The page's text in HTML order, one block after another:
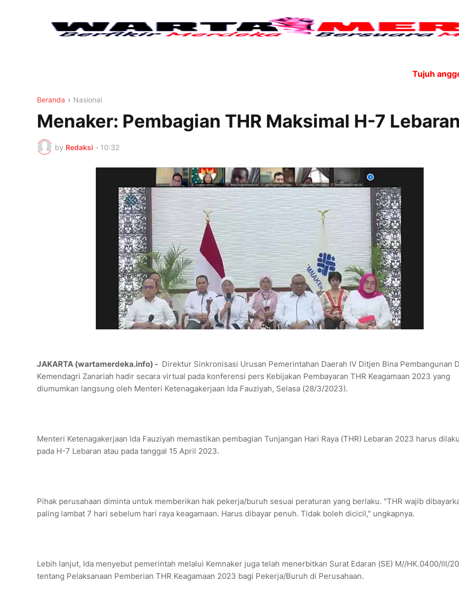
Tujuh anggota
Beranda Nasional
Menaker: Pembagian THR Maksimal H-7
by Redaksi - 10:32
JAKARTA (wartamerdeka.info) - Direktur Sinkronisasi Urusan Pemerintahan Daerah IV Ditjen Bina Pembangunan
Kemendagri Zanariah hadir secara virtual pada konferensi pers Kebijakan Pembayaran THR Keagamaan 2023 yang
diumumkan langsung oleh Menteri Ketenagakerjaan Ida Fauziyah, Selasa (28/3/2023).
Menteri Ketenagakerjaan Ida Fauziyah memastikan pembagian Tunjangan Hari Raya (THR) Lebaran 2023 harus
pada H-7 Lebaran atau pada tanggal 15 April 2023.
Pihak perusahaan diminta untuk memberikan hak pekerja/buruh sesuai peraturan yang berlaku. "THR wajib
paling lambat 7 hari sebelum hari raya keagamaan. Harus dibayar penuh. Tidak boleh dicicil," ungkapnya.
Lebih lanjut, Ida menyebut pemerintah melalui Kemnaker juga telah menerbitkan Surat Edaran (SE) M//HK.0400/III/
tentang Pelaksanaan Pemberian THR Keagamaan 2023 bagi Pekerja/Buruh di Perusahaan.